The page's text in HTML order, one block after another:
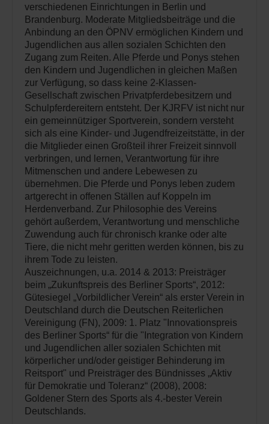
verschiedenen Einrichtungen in Berlin und
Brandenburg. Moderate Mitgliedsbeiträge und die
Anbindung an den ÖPNV ermöglichen Kindern und
Jugendlichen aus allen sozialen Schichten den
Zugang zum Reiten. Alle Pferde und Ponys stehen
den Kindern und Jugendlichen in gleichen Maßen
zur Verfügung, so dass keine 2-Klassen-
Gesellschaft zwischen Privatpferdebesitzern und
Schulpferdereitern entsteht. Der KJRFV ist nicht nur
ein gemeinnütziger Sportverein, sondern versteht
sich als eine Kinder- und Jugendfreizeitstätte, in der
die Mitglieder einen Großteil ihrer Freizeit sinnvoll
verbringen, und lernen, Verantwortung für ihre
Mitmenschen und andere Lebewesen zu
übernehmen. Die Pferde und Ponys leben zudem
artgerecht in offenen Ställen auf Koppeln im
Herdenverband. Zur Philosophie des Vereins
gehört außerdem, Verantwortung und menschliche
Zuwendung auch für chronisch kranke oder alte
Tiere, die nicht mehr geritten werden können, bis zu
ihrem Tode zu leisten.
Auszeichnungen, u.a. 2014 & 2013: Preisträger
beim „Zukunftspreis des Berliner Sports“, 2012:
Gütesiegel „Vorbildlicher Verein“ als erster Verein in
Deutschland durch die Deutschen Reiterlichen
Vereinigung (FN), 2009: 1. Platz "Innovationspreis
des Berliner Sports“ für die "Integration von Kindern
und Jugendlichen aller sozialen Schichten mit
körperlicher und/oder geistiger Behinderung im
Reitsport" und Preisträger des Bündnisses „Aktiv
für Demokratie und Toleranz“ (2008), 2008:
Goldener Stern des Sports als 4.-bester Verein
Deutschlands.